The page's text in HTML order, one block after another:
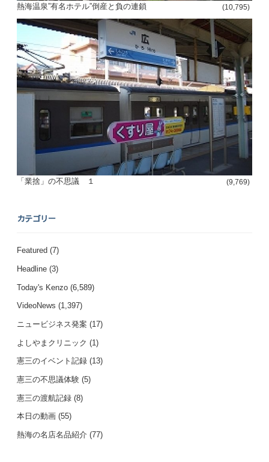
熱海温泉”有名ホテル”倒産と負の連鎖 (10,795)
「業捨」の不思議 １ (9,769)
カテゴリー
Featured (7)
Headline (3)
Today's Kenzo (6,589)
VideoNews (1,397)
ニュービジネス発案 (17)
よしやまクリニック (1)
憲三のイベント記録 (13)
憲三の不思議体験 (5)
憲三の渡航記録 (8)
本日の動画 (55)
熱海の名店名品紹介 (77)